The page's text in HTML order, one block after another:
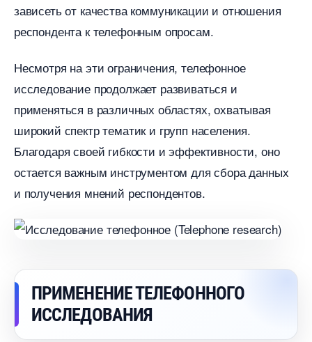
зависеть от качества коммуникации и отношения
респондента к телефонным опросам.​
Несмотря на эти ограничения, телефонное
исследование продолжает развиваться и
применяться в различных областях, охватывая
широкий спектр тематик и групп населения.
Благодаря своей гибкости и эффективности, оно
остается важным инструментом для сбора данных
и получения мнений респондентов.​
ПРИМЕНЕНИЕ ТЕЛЕФОННОГО
ИССЛЕДОВАНИЯ